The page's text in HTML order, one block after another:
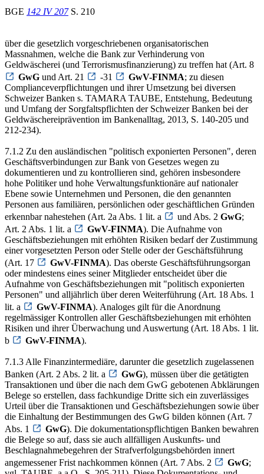
BGE 142 IV 207S. 210
über die gesetzlich vorgeschriebenen organisatorischen
Massnahmen, welche die Bank zur Verhinderung von
Geldwäscherei (und Terrorismusfinanzierung) zu treffen hat (Art. 8
GwG und Art. 21 -31 GwV-FINMA; zu diesen
Complianceverpflichtungen und ihrer Umsetzung bei diversen
Schweizer Banken s. TAMARA TAUBE, Entstehung, Bedeutung
und Umfang der Sorgfaltspflichten der Schweizer Banken bei der
Geldwäschereiprävention im Bankenalltag, 2013, S. 140-205 und
212-234).
7.1.2 Zu den ausländischen "politisch exponierten Personen", deren
Geschäftsverbindungen zur Bank von Gesetzes wegen zu
dokumentieren und zu kontrollieren sind, gehören insbesondere
hohe Politiker und hohe Verwaltungsfunktionäre auf nationaler
Ebene sowie Unternehmen und Personen, die den genannten
Personen aus familiären, persönlichen oder geschäftlichen Gründen
erkennbar nahestehen (Art. 2a Abs. 1 lit. a
und Abs. 2 GwG;
Art. 2 Abs. 1 lit. a
GwV-FINMA). Die Aufnahme von
Geschäftsbeziehungen mit erhöhten Risiken bedarf der Zustimmung
einer vorgesetzten Person oder Stelle oder der Geschäftsführung
(Art. 17
GwV-FINMA). Das oberste Geschäftsführungsorgan
oder mindestens eines seiner Mitglieder entscheidet über die
Aufnahme von Geschäftsbeziehungen mit "politisch exponierten
Personen" und alljährlich über deren Weiterführung (Art. 18 Abs. 1
lit. a
GwV-FINMA). Analoges gilt für die Anordnung
regelmässiger Kontrollen aller Geschäftsbeziehungen mit erhöhten
Risiken und ihrer Überwachung und Auswertung (Art. 18 Abs. 1 lit.
b
GwV-FINMA).
7.1.3 Alle Finanzintermediäre, darunter die gesetzlich zugelassenen
Banken (Art. 2 Abs. 2 lit. a
GwG), müssen über die getätigten
Transaktionen und über die nach dem GwG gebotenen Abklärungen
Belege so erstellen, dass fachkundige Dritte sich ein zuverlässiges
Urteil über die Transaktionen und Geschäftsbeziehungen sowie über
die Einhaltung der Bestimmungen des GwG bilden können (Art. 7
Abs. 1
GwG). Die dokumentationspflichtigen Banken bewahren
die Belege so auf, dass sie auch allfälligen Auskunfts- und
Beschlagnahmebegehren der Strafverfolgungsbehörden innert
angemessener Frist nachkommen können (Art. 7 Abs. 2
GwG;